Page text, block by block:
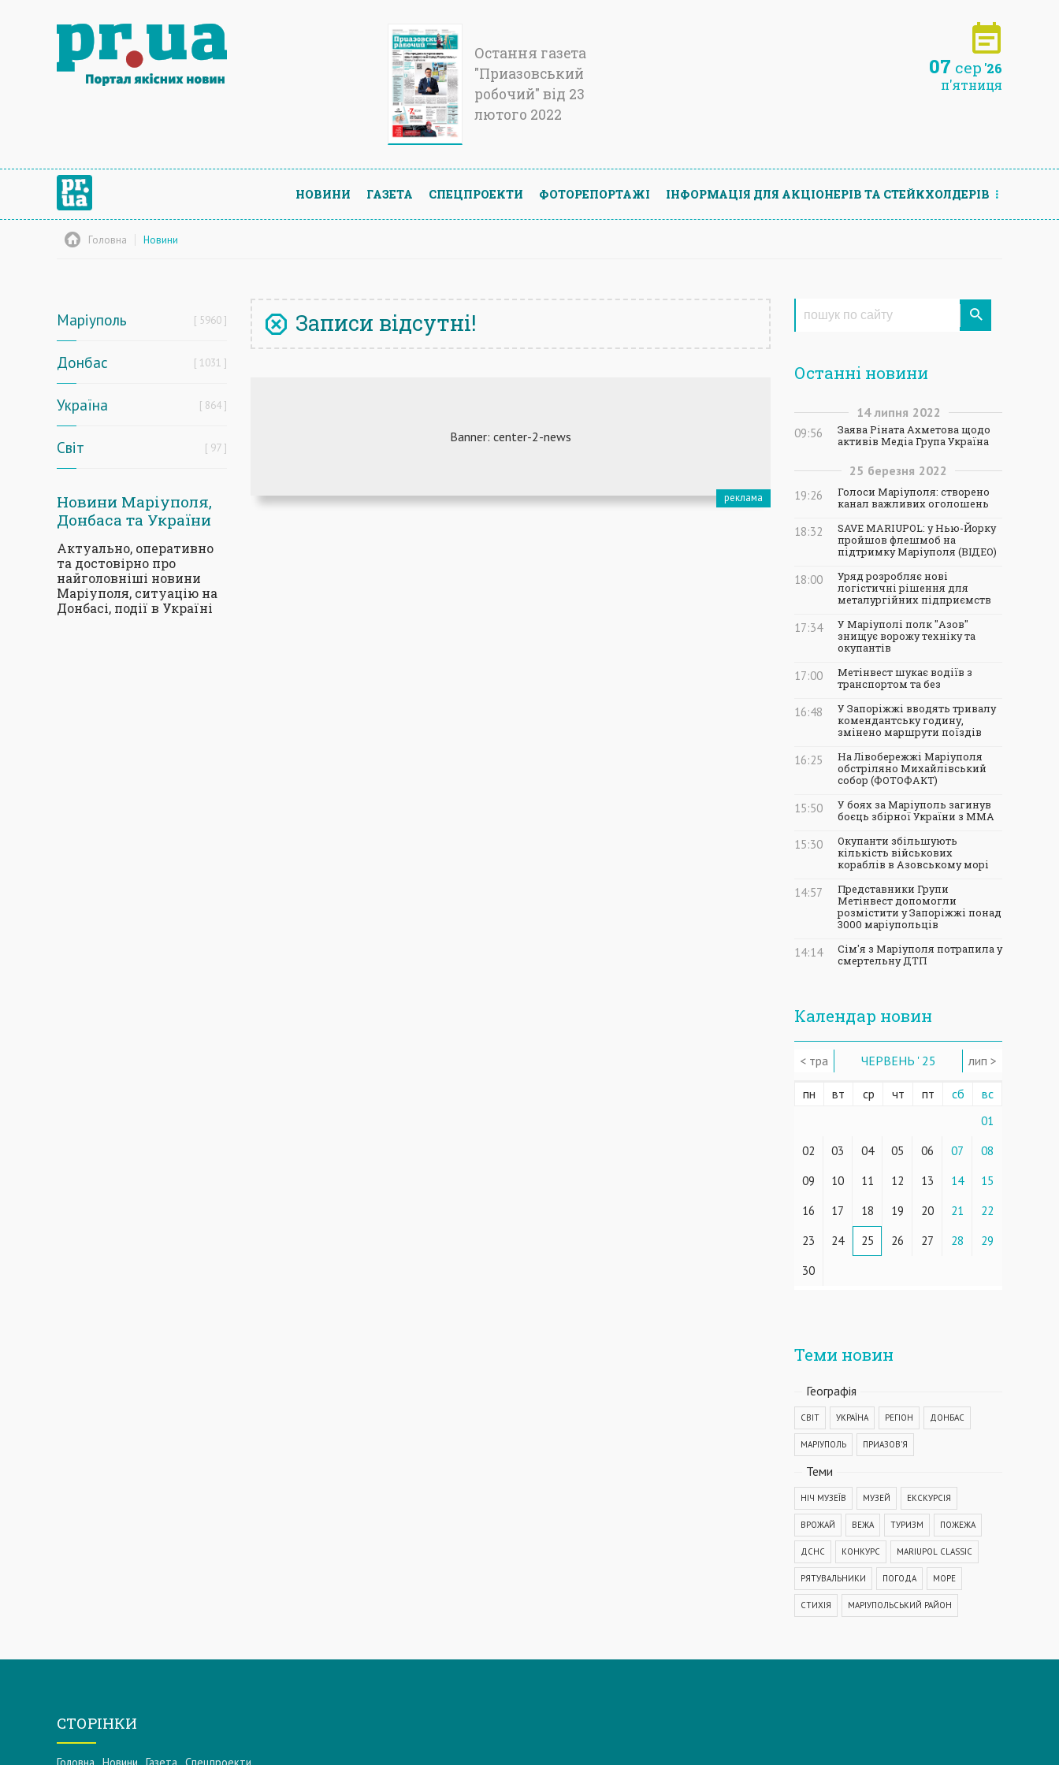
Остання газета
"Приазовський
робочий" від 23
лютого 2022
07 сер '26
п'ятниця
НОВИНИ ГАЗЕТА СПЕЦПРОЕКТИ ФОТОРЕПОРТАЖІ ІНФОРМАЦIЯ ДЛЯ АКЦIОНЕРIВ ТА СТЕЙКХОЛДЕРIВ
Головна Новини
Маріуполь 5960
Донбас 1031
Україна 864
Світ 97
Новини Маріуполя,
Донбаса та України
Актуально, оперативно
та достовірно про
найголовніші новини
Маріуполя, ситуацію на
Донбасі, події в Україні
Записи відсутні!
Останні новини
14 липня 2022
09:56
Заява Ріната Ахметова щодо
активів Медіа Група Україна
25 березня 2022
19:26
Голоси Маріуполя: створено
канал важливих оголошень
18:32
SAVE MARIUPOL: у Нью-Йорку
пройшов флешмоб на
підтримку Маріуполя (ВІДЕО)
18:00
Уряд розробляє нові
логістичні рішення для
металургійних підприємств
17:34
У Маріуполі полк "Азов"
знищує ворожу техніку та
окупантів
17:00
Метінвест шукає водіїв з
транспортом та без
16:48
У Запоріжжі вводять тривалу
комендантську годину,
змінено маршрути поїздів
16:25
На Лівобережжі Маріуполя
обстріляно Михайлівський
собор (ФОТОФАКТ)
15:50
У боях за Маріуполь загинув
боєць збірної України з ММА
15:30
Окупанти збільшують
кількість військових
кораблів в Азовському морі
14:57
Представники Групи
Метінвест допомогли
розмістити у Запоріжжі понад
3000 маріупольців
14:14
Сім'я з Маріуполя потрапила у
смертельну ДТП
Календар новин
< тра ЧЕРВЕНЬ ' 25 лип >
пн вт ср чт пт сб вс
01
02
03 04 05 06 07
08
09
10 11 12 13 14
15
16
17 18 19 20 21
22
23
24 25 26 27 28
29
30
Теми новин
Географiя
СВІТ УКРАЇНА РЕГІОН ДОНБАС
МАРІУПОЛЬ ПРИАЗОВ'Я
Теми
НІЧ МУЗЕЇВ МУЗЕЙ ЕКСКУРСІЯ
ВРОЖАЙ ВЕЖА ТУРИЗМ ПОЖЕЖА
ДСНС КОНКУРС MARIUPOL CLASSIC
РЯТУВАЛЬНИКИ ПОГОДА МОРЕ
СТИХІЯ МАРІУПОЛЬСЬКИЙ РАЙОН
ПОЛІЦІЯ ПОДІЯ АВАРІЯ МЕДИЦИНА
СТОРІНКИ